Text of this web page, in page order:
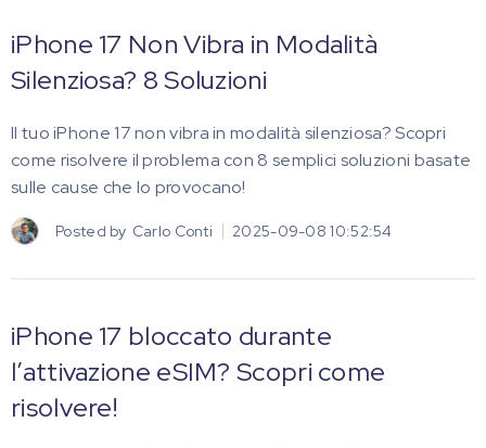
iPhone 17 Non Vibra in Modalità
Silenziosa? 8 Soluzioni
Il tuo iPhone 17 non vibra in modalità silenziosa? Scopri
come risolvere il problema con 8 semplici soluzioni basate
sulle cause che lo provocano!
Posted by Carlo Conti 2025-09-08 10:52:54
iPhone 17 bloccato durante
l’attivazione eSIM? Scopri come
risolvere!